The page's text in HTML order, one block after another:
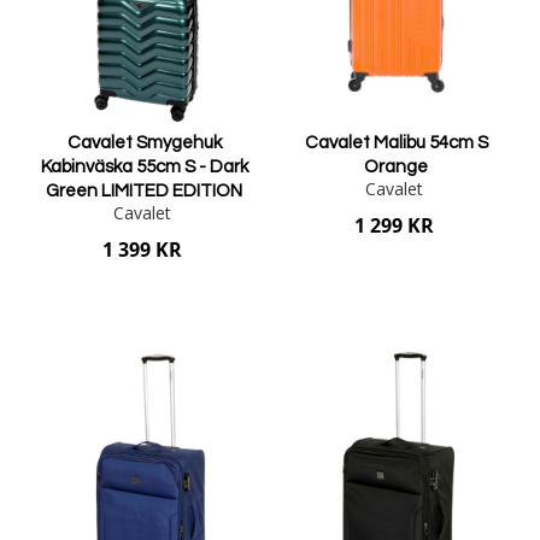
Cavalet Smygehuk
Kabinväska 55cm S - Dark
Green LIMITED EDITION
Cavalet
1 399 KR
Cavalet Malibu 54cm S
Orange
Cavalet
1 299 KR